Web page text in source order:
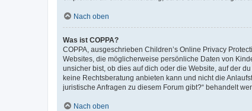
Nach oben
Was ist COPPA?
COPPA, ausgeschrieben Children’s Online Privacy
Websites, die möglicherweise persönliche Daten von
unsicher bist, ob dies auf dich oder die Website, auf der
keine Rechtsberatung anbieten kann und nicht die
juristische Anfragen zu diesem Forum gibt?“ behandelt
Nach oben